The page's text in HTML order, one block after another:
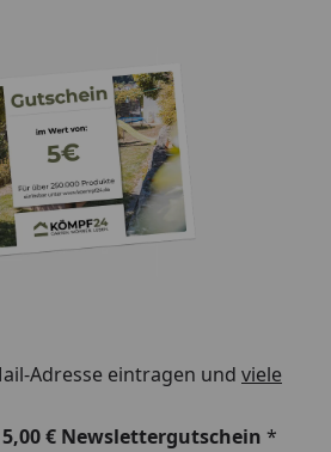
Adresse eintragen und viele
€ Newslettergutschein *